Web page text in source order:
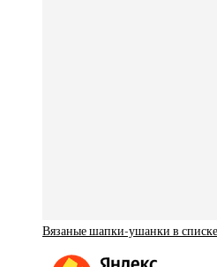
Вязаные шапки-ушанки в